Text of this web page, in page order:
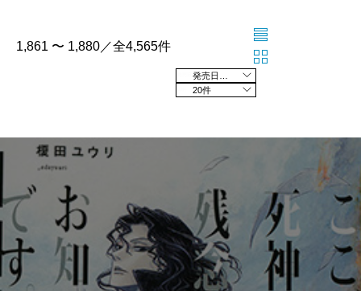
1,861 〜 1,880／全4,565件
20件